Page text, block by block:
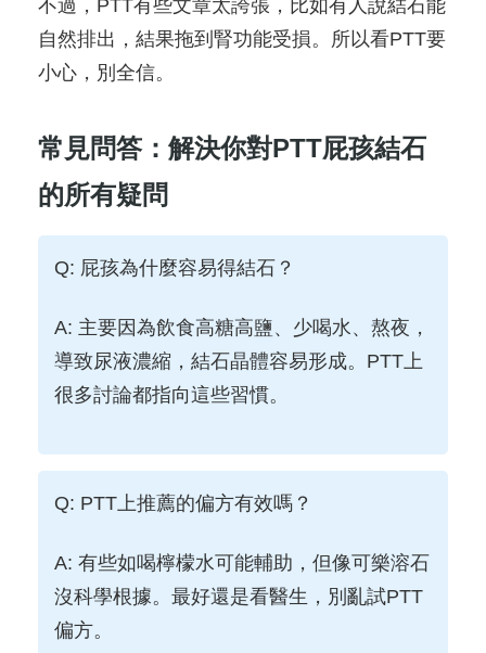
不過，PTT有些文章太誇張，比如有人說結石能
自然排出，結果拖到腎功能受損。所以看PTT要
小心，別全信。
常見問答：解決你對PTT屁孩結石
的所有疑問
Q: 屁孩為什麼容易得結石？
A: 主要因為飲食高糖高鹽、少喝水、熬夜，
導致尿液濃縮，結石晶體容易形成。PTT上
很多討論都指向這些習慣。
Q: PTT上推薦的偏方有效嗎？
A: 有些如喝檸檬水可能輔助，但像可樂溶石
沒科學根據。最好還是看醫生，別亂試PTT
偏方。